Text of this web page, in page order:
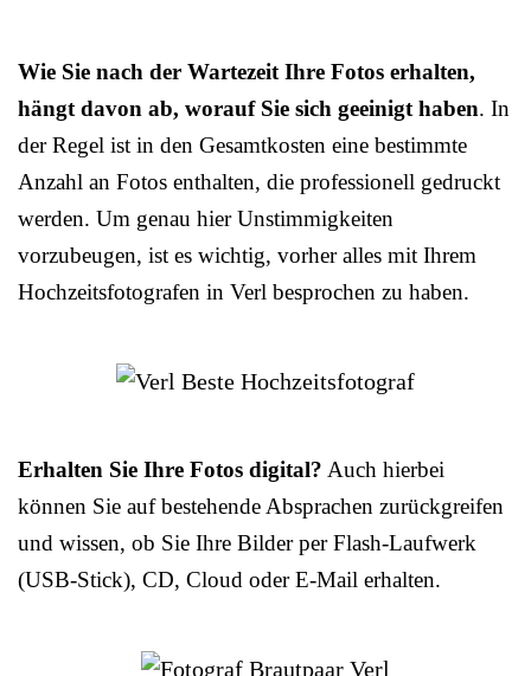
Wie Sie nach der Wartezeit Ihre Fotos erhalten,
hängt davon ab, worauf Sie sich geeinigt haben. In
der Regel ist in den Gesamtkosten eine bestimmte
Anzahl an Fotos enthalten, die professionell gedruckt
werden. Um genau hier Unstimmigkeiten
vorzubeugen, ist es wichtig, vorher alles mit Ihrem
Hochzeitsfotografen in Verl besprochen zu haben.
Erhalten Sie Ihre Fotos digital? Auch hierbei
können Sie auf bestehende Absprachen zurückgreifen
und wissen, ob Sie Ihre Bilder per Flash-Laufwerk
(USB-Stick), CD, Cloud oder E-Mail erhalten.